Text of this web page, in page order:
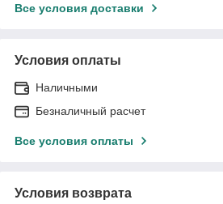
Все условия доставки
Условия оплаты
Наличными
Безналичный расчет
Все условия оплаты
Условия возврата